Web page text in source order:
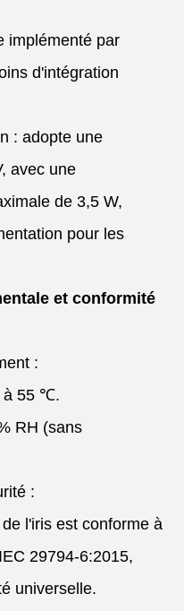
implémenté par
d'intégration
: adopte une
avec une
de 3,5 W,
pour les
et conformité
:
à 55 ℃.
RH (sans
:
l'iris est conforme à
29794-6:2015,
universelle.